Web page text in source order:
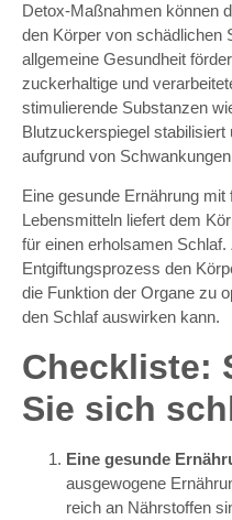
Detox-Maßnahmen können
den Körper von schädlichen
allgemeine Gesundheit
zuckerhaltige und
stimulierende Substanzen
Blutzuckerspiegel
aufgrund von
Eine gesunde Ernährung
Lebensmitteln liefert dem
für einen erholsamen
Entgiftungsprozess den
die Funktion der Organe zu
den Schlaf auswirken kann.
Checkliste:
Sie sich
Eine gesunde
ausgewogene
reich an Nährstoffen